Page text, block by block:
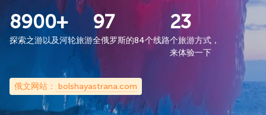
8900+
探索之游以及河轮旅游
97
全俄罗斯的84个线路
23
个旅游方式，
来体验一下
俄文网站： bolshayastrana.com